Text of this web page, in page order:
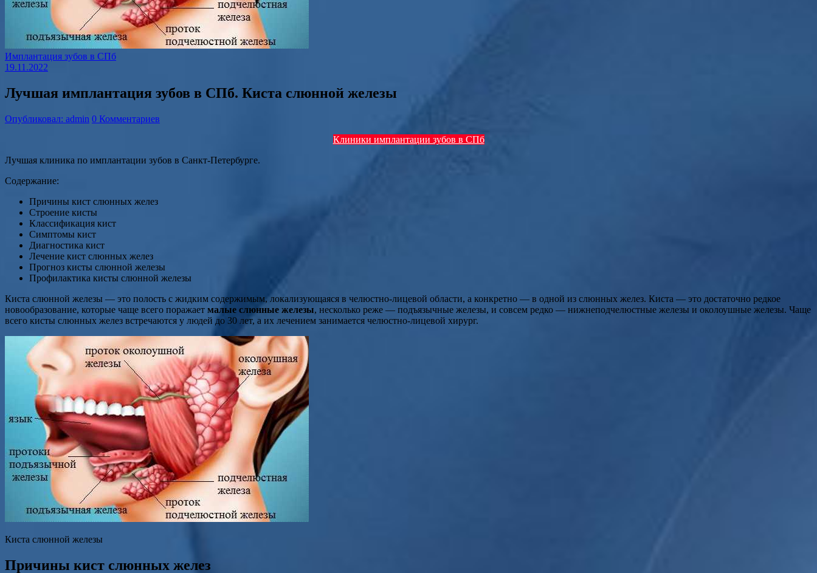
Имплантация зубов в СПб
19.11.2022
Лучшая имплантация зубов в СПб. Киста слюнной железы
Опубликовал: admin 0 Комментариев
Клиники имплантации зубов в СПб
Лучшая клиника по имплантации зубов в Санкт-Петербурге.
Содержание:
Причины кист слюнных желез
Строение кисты
Классификация кист
Симптомы кист
Диагностика кист
Лечение кист слюнных желез
Прогноз кисты слюнной железы
Профилактика кисты слюнной железы
Киста слюнной железы — это полость с жидким содержимым, локализующаяся в челюстно-лицевой области, а конкретно — в одной из слюнных желез. Киста — это достаточно редкое
новообразование, которые чаще всего поражает малые слюнные железы, несколько реже — подъязычные железы, и совсем редко — нижнеподчелюстные железы и околоушные железы. Чаще
всего кисты слюнных желез встречаются у людей до 30 лет, а их лечением занимается челюстно-лицевой хирург.
Киста слюнной железы
Причины кист слюнных желез